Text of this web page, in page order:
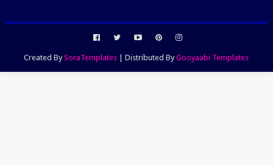
Created BySoraTemplates | Distributed ByGooyaabi Templates